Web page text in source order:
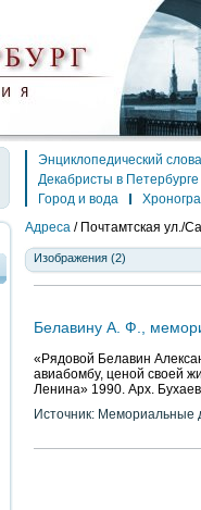
Энциклопедический
Декабристы в Петербурге
Город и вода
Адреса / Почтамтская ул./
Изображения (2)
Белавину А. Ф.,
«Рядовой Белавин
авиабомбу, ценой своей
Ленина» 1990. Арх.
Источник: Мемориальные